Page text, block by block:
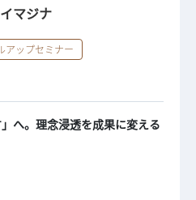
マジナ
アップセミナー
へ。理念浸透を成果に変える